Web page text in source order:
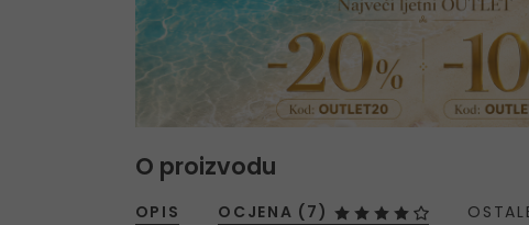
O proizvodu
OPIS OCJENA (7)